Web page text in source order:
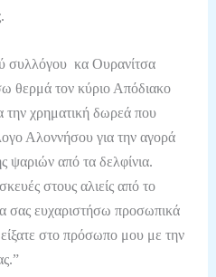
συλλόγου κα Ουρανίτσα
θερμά τον κύριο Απόδιακο
την χρηματική δωρεά που
Αλοννήσου για την αγορά
ψαριών από τα δελφίνια.
στους αλιείς από το
ευχαριστήσω προσωπικά
στο πρόσωπο μου με την